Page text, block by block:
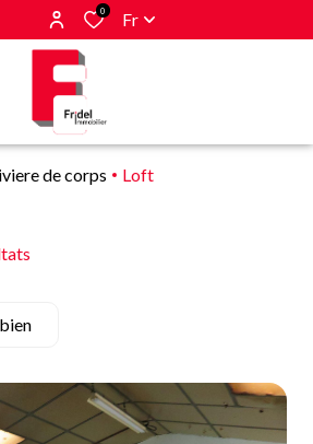
0 Fr
de corps Loft